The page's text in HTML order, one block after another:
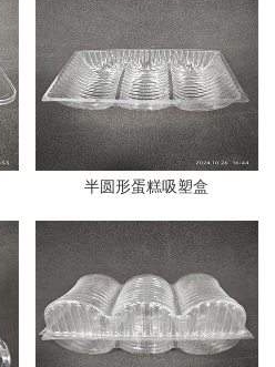
半圆形蛋糕吸塑盒